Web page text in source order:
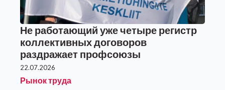
Не работающий уже четыре регистр
коллективных договоров
раздражает профсоюзы
22.07.2026
Рынок труда